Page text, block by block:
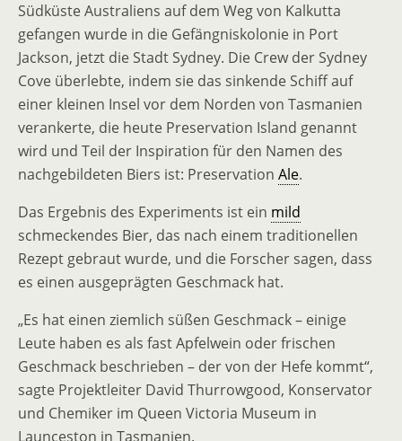
Südküste Australiens auf dem Weg von Kalkutta
gefangen wurde in die Gefängniskolonie in Port
Jackson, jetzt die Stadt Sydney. Die Crew der Sydney
Cove überlebte, indem sie das sinkende Schiff auf
einer kleinen Insel vor dem Norden von Tasmanien
verankerte, die heute Preservation Island genannt
wird und Teil der Inspiration für den Namen des
nachgebildeten Biers ist: Preservation Ale.
Das Ergebnis des Experiments ist ein mild
schmeckendes Bier, das nach einem traditionellen
Rezept gebraut wurde, und die Forscher sagen, dass
es einen ausgeprägten Geschmack hat.
„Es hat einen ziemlich süßen Geschmack – einige
Leute haben es als fast Apfelwein oder frischen
Geschmack beschrieben – der von der Hefe kommt“,
sagte Projektleiter David Thurrowgood, Konservator
und Chemiker im Queen Victoria Museum in
Launceston in Tasmanien.